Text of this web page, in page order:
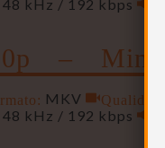
kHz / 192 kbps
– Mini
MKV Qualidade:
kHz / 192 kbps